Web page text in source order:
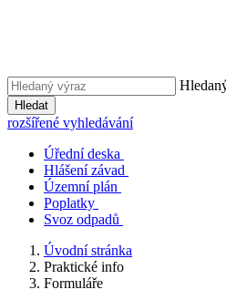
Hledat
rozšířené vyhledávání
Úřední deska
Hlášení závad
Územní plán
Poplatky
Svoz odpadů
Úvodní stránka
Praktické info
Formuláře